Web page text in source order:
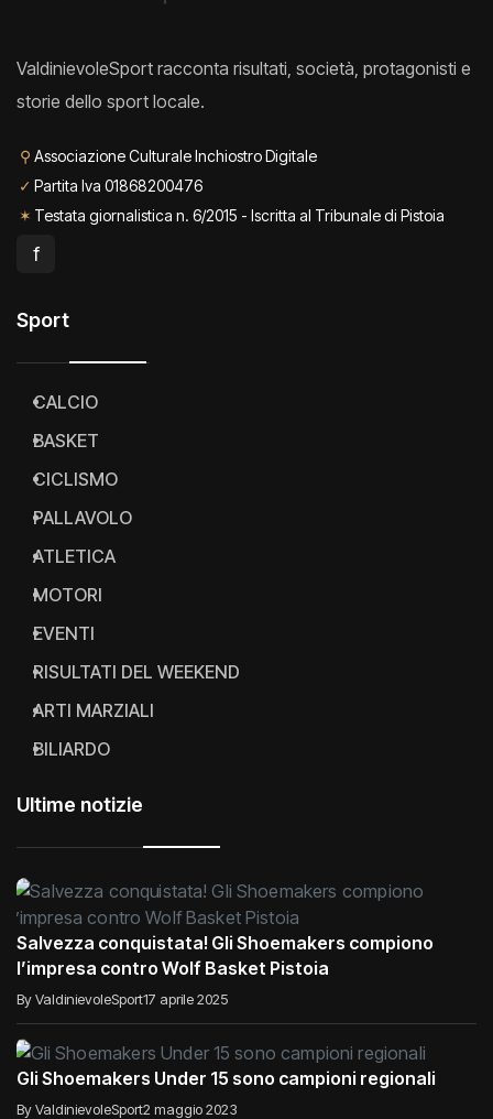
ValdinievoleSport racconta risultati, società, protagonisti e
storie dello sport locale.
⚲ Associazione Culturale Inchiostro Digitale
✓ Partita Iva 01868200476
✶ Testata giornalistica n. 6/2015 - Iscritta al Tribunale di Pistoia
f
Sport
CALCIO
BASKET
CICLISMO
PALLAVOLO
ATLETICA
MOTORI
EVENTI
RISULTATI DEL WEEKEND
ARTI MARZIALI
BILIARDO
Ultime notizie
Salvezza conquistata! Gli Shoemakers compiono
l’impresa contro Wolf Basket Pistoia
By ValdinievoleSport17 aprile 2025
Gli Shoemakers Under 15 sono campioni regionali
By ValdinievoleSport2 maggio 2023